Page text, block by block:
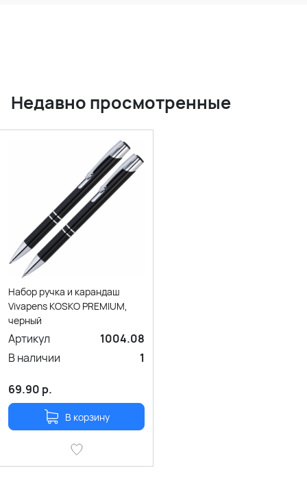
Недавно просмотренные
Набор ручка и карандаш
Vivapens KOSKO PREMIUM,
черный
Артикул
1004.08
В наличии
1
69.90 р.
В корзину